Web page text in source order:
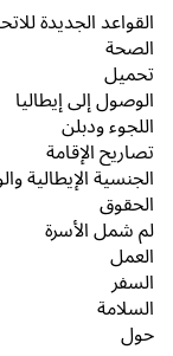
القواعد الجديدة
الصحة
تحميل
الوصول إلى إيطاليا
اللجوء ودبلن
تصاريح الإقامة
الجنسية الإيطالية
الحقوق
لم شمل الأسرة
العمل
السفر
السلامة
حول